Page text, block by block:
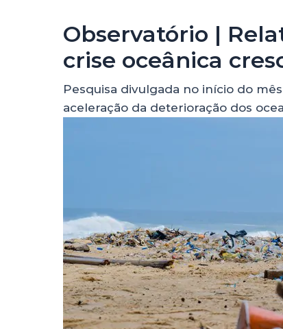
Observatório |
crise oceânica
Pesquisa divulgada no início do
aceleração da deterioração dos